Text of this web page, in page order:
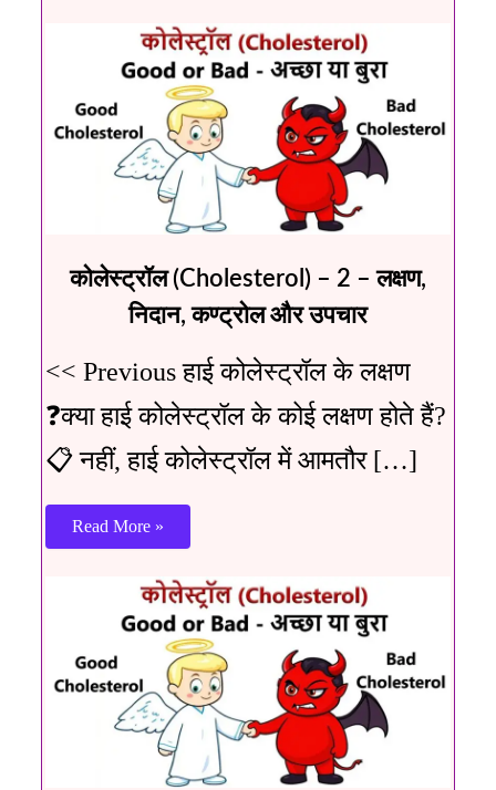
कोलेस्ट्रॉल (Cholesterol) – 2 – लक्षण,
निदान, कण्ट्रोल और उपचार
<< Previous हाई कोलेस्ट्रॉल के लक्षण
❓क्या हाई कोलेस्ट्रॉल के कोई लक्षण होते हैं?
📋 नहीं, हाई कोलेस्ट्रॉल में आमतौर […]
Read More »